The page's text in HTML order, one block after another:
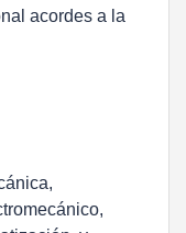
acordes a la